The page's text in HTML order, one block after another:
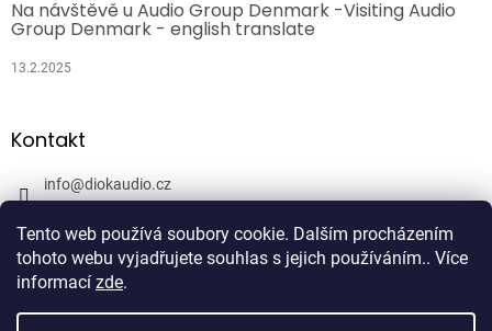
Tento web používá soubory cookie. Dalším procházením
tohoto webu vyjadřujete souhlas s jejich používáním.. Více
informací zde.
Na návštěvě u Audio Group Denmark -Visiting Audio
Group Denmark - english translate
13.2.2025
Kontakt
info@diokaudio.cz
DiokAudio.cz - Hifi Studio Pánský Dvůr